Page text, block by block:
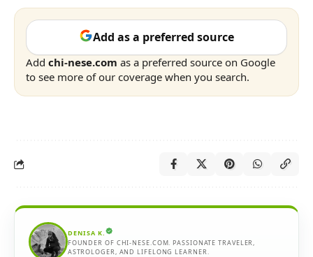
Add as a preferred source
Add chi-nese.com as a preferred source on Google
to see more of our coverage when you search.
DENISA K.
FOUNDER OF CHI-NESE.COM. PASSIONATE TRAVELER,
ASTROLOGER, AND LIFELONG LEARNER.